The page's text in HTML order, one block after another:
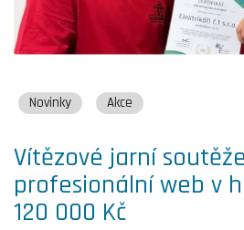
Novinky Akce
Vítězové jarní
profesionální web v
120 000 Kč